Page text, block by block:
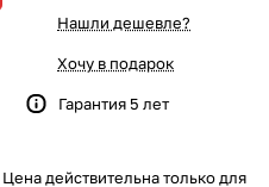
Нашли дешевле?
Хочу в подарок
Гарантия 5 лет
Цена действительна только для